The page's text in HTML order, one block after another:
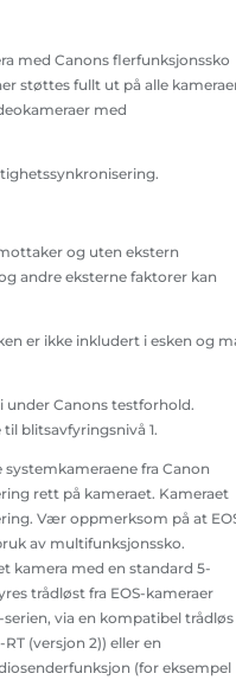
med Canons flerfunksjonssko
støttes fullt ut på alle
med
og uten ekstern
andre eksterne faktorer kan
er ikke inkludert i esken og
under Canons testforhold.
blitsavfyringsnivå 1.
fra Canon
rett på kameraet. Kameraet
Vær oppmerksom på at
av multifunksjonssko.
kamera med en standard 5-
trådløst fra EOS-kameraer
via en kompatibel trådløs
(versjon 2)) eller en
(for eksempel